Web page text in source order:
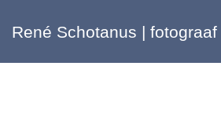
René Schotanus | fotograaf